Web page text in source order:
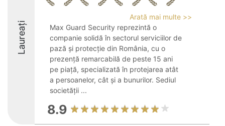
Laureați
Arată mai multe >>
Max Guard Security reprezintă o
companie solidă în sectorul serviciilor de
pază și protecție din România, cu o
prezență remarcabilă de peste 15 ani
pe piață, specializată în protejarea atât
a persoanelor, cât și a bunurilor. Sediul
societății ...
8.9